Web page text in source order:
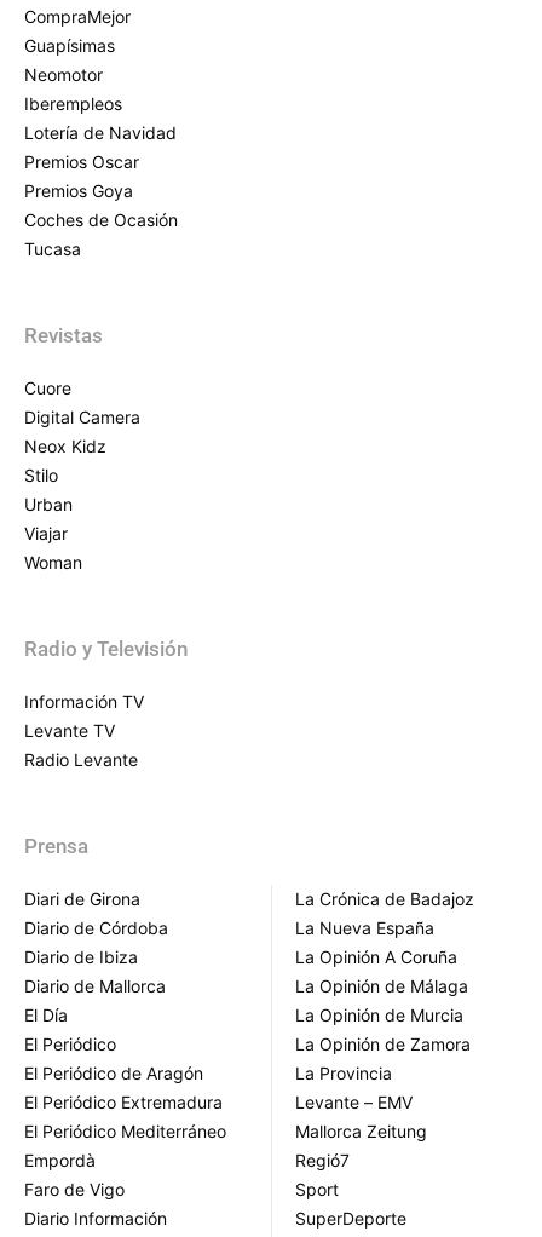
CompraMejor
Guapísimas
Neomotor
Iberempleos
Lotería de Navidad
Premios Oscar
Premios Goya
Coches de Ocasión
Tucasa
Revistas
Cuore
Digital Camera
Neox Kidz
Stilo
Urban
Viajar
Woman
Radio y Televisión
Información TV
Levante TV
Radio Levante
Prensa
Diari de Girona
Diario de Córdoba
Diario de Ibiza
Diario de Mallorca
El Día
El Periódico
El Periódico de Aragón
El Periódico Extremadura
El Periódico Mediterráneo
Empordà
Faro de Vigo
Diario Información
La Crónica de Badajoz
La Nueva España
La Opinión A Coruña
La Opinión de Málaga
La Opinión de Murcia
La Opinión de Zamora
La Provincia
Levante – EMV
Mallorca Zeitung
Regió7
Sport
SuperDeporte